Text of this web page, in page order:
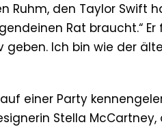
Ruhm, den Taylor Swift
Rat braucht.“
Ich bin wie der
einer Party
Stella